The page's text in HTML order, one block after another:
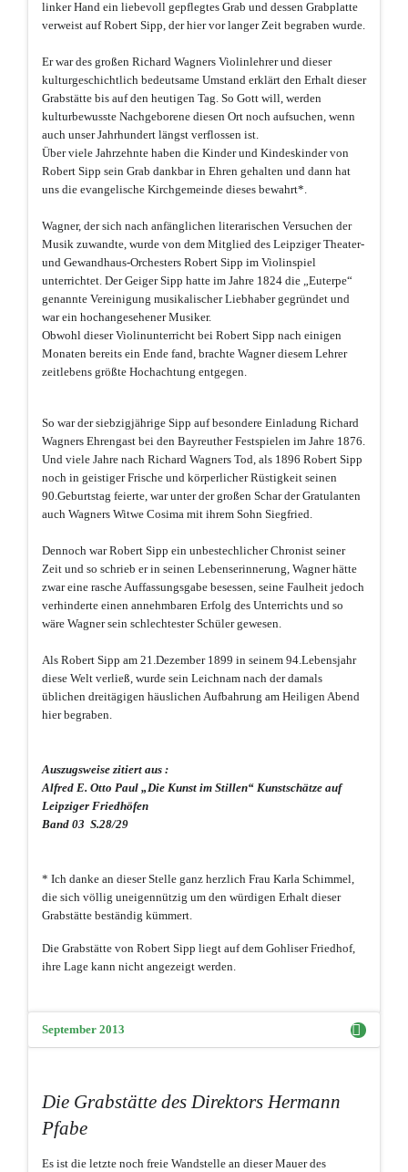
linker Hand ein liebevoll gepflegtes Grab und dessen Grabplatte
verweist auf Robert Sipp, der hier vor langer Zeit begraben wurde.
Er war des großen Richard Wagners Violinlehrer und dieser
kulturgeschichtlich bedeutsame Umstand erklärt den Erhalt dieser
Grabstätte bis auf den heutigen Tag. So Gott will, werden
kulturbewusste Nachgeborene diesen Ort noch aufsuchen, wenn
auch unser Jahrhundert längst verflossen ist.
Über viele Jahrzehnte haben die Kinder und Kindeskinder von
Robert Sipp sein Grab dankbar in Ehren gehalten und dann hat
uns die evangelische Kirchgemeinde dieses bewahrt*.
Wagner, der sich nach anfänglichen literarischen Versuchen der
Musik zuwandte, wurde von dem Mitglied des Leipziger Theater-
und Gewandhaus-Orchesters Robert Sipp im Violinspiel
unterrichtet. Der Geiger Sipp hatte im Jahre 1824 die „Euterpe“
genannte Vereinigung musikalischer Liebhaber gegründet und
war ein hochangesehener Musiker.
Obwohl dieser Violinunterricht bei Robert Sipp nach einigen
Monaten bereits ein Ende fand, brachte Wagner diesem Lehrer
zeitlebens größte Hochachtung entgegen.
So war der siebzigjährige Sipp auf besondere Einladung Richard
Wagners Ehrengast bei den Bayreuther Festspielen im Jahre 1876.
Und viele Jahre nach Richard Wagners Tod, als 1896 Robert Sipp
noch in geistiger Frische und körperlicher Rüstigkeit seinen
90.Geburtstag feierte, war unter der großen Schar der Gratulanten
auch Wagners Witwe Cosima mit ihrem Sohn Siegfried.
Dennoch war Robert Sipp ein unbestechlicher Chronist seiner
Zeit und so schrieb er in seinen Lebenserinnerung, Wagner hätte
zwar eine rasche Auffassungsgabe besessen, seine Faulheit jedoch
verhinderte einen annehmbaren Erfolg des Unterrichts und so
wäre Wagner sein schlechtester Schüler gewesen.
Als Robert Sipp am 21.Dezember 1899 in seinem 94.Lebensjahr
diese Welt verließ, wurde sein Leichnam nach der damals
üblichen dreitägigen häuslichen Aufbahrung am Heiligen Abend
hier begraben.
Auszugsweise zitiert aus :
Alfred E. Otto Paul „Die Kunst im Stillen“ Kunstschätze auf
Leipziger Friedhöfen
Band 03 S.28/29
* Ich danke an dieser Stelle ganz herzlich Frau Karla Schimmel,
die sich völlig uneigennützig um den würdigen Erhalt dieser
Grabstätte beständig kümmert.
Die Grabstätte von Robert Sipp liegt auf dem Gohliser Friedhof,
ihre Lage kann nicht angezeigt werden.
September 2013
Die Grabstätte des Direktors Hermann
Pfabe
Es ist die letzte noch freie Wandstelle an dieser Mauer des